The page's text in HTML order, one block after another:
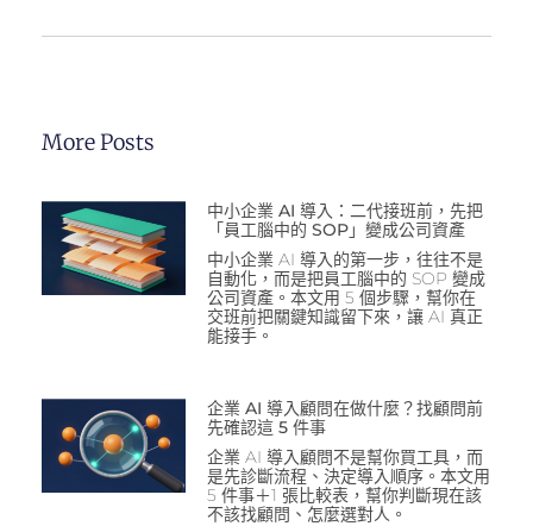
More Posts
中小企業 AI 導入：二代接班前，先把
「員工腦中的 SOP」變成公司資產
中小企業 AI 導入的第一步，往往不是
自動化，而是把員工腦中的 SOP 變成
公司資產。本文用 5 個步驟，幫你在
交班前把關鍵知識留下來，讓 AI 真正
能接手。
企業 AI 導入顧問在做什麼？找顧問前
先確認這 5 件事
企業 AI 導入顧問不是幫你買工具，而
是先診斷流程、決定導入順序。本文用
5 件事＋1 張比較表，幫你判斷現在該
不該找顧問、怎麼選對人。